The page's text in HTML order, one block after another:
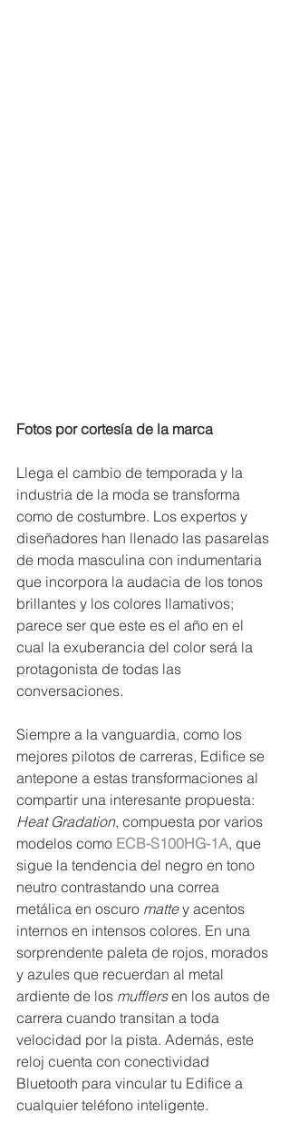
Fotos por cortesía de la marca
Llega el cambio de temporada y la
industria de la moda se transforma
como de costumbre. Los expertos y
diseñadores han llenado las pasarelas
de moda masculina con indumentaria
que incorpora la audacia de los tonos
brillantes y los colores llamativos;
parece ser que este es el año en el
cual la exuberancia del color será la
protagonista de todas las
conversaciones.
Siempre a la vanguardia, como los
mejores pilotos de carreras, Edifice se
antepone a estas transformaciones al
compartir una interesante propuesta:
Heat Gradation, compuesta por varios
modelos como ECB-S100HG-1A, que
sigue la tendencia del negro en tono
neutro contrastando una correa
metálica en oscuro matte y acentos
internos en intensos colores. En una
sorprendente paleta de rojos, morados
y azules que recuerdan al metal
ardiente de los mufflers en los autos de
carrera cuando transitan a toda
velocidad por la pista. Además, este
reloj cuenta con conectividad
Bluetooth para vincular tu Edifice a
cualquier teléfono inteligente.